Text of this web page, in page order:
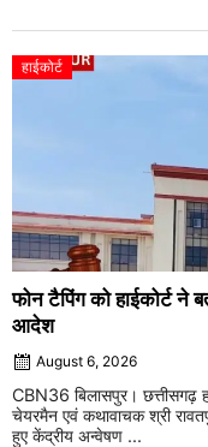
हाईकोर्ट
फोन टैपिंग को हाईकोर्ट ने
आदेश
August 6, 2026
CBN36 बिलासपुर। छत्तीसगढ़
चेयरमैन एवं कथावाचक श्री
हुए केंद्रीय अन्वेषण ...